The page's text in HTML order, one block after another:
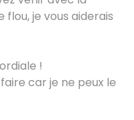
je vous aiderais
!
car je ne peux le